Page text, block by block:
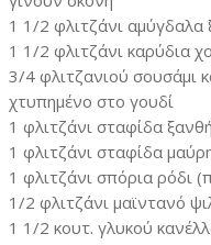
1 1/2 φλιτζάνι αμύγδαλα
1 1/2 φλιτζάνι καρύδια
3/4 φλιτζανιού σουσάμι
χτυπημένο στο γουδί
1 φλιτζάνι σταφίδα ξανθή
1 φλιτζάνι σταφίδα
1 φλιτζάνι σπόρια ρόδι
1/2 φλιτζάνι μαϊντανό
1 1/2 κουτ. γλυκού